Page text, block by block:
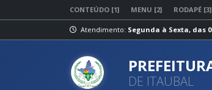
CONTEÚDO [1] MENU [2] RODAPÉ [3]
Atendimento: Segunda à Sexta, das
DE ITAUBAL